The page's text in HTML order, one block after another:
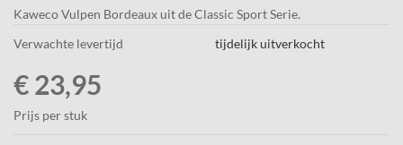
Kaweco Vulpen Bordeaux uit de Classic Sport Serie.
Verwachte levertijd
tijdelijk uitverkocht
€ 23,95
Prijs per stuk